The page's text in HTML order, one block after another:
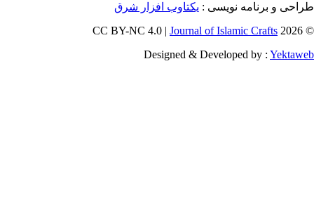
نویسی : یکتاوب افزار شرق
Journal of Islamic
Designed & Developed by :